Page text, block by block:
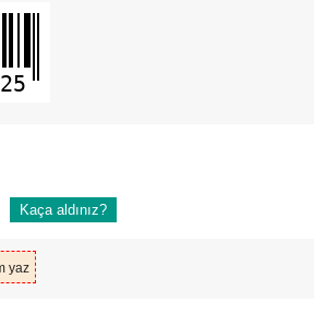
Kaça aldınız?
yaz